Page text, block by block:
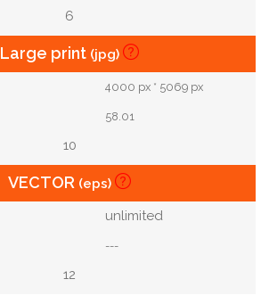
6
Large print (jpg)
4000 px * 5069 px
58.01
10
VECTOR (eps)
unlimited
---
12